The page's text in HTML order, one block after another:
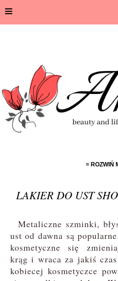
≡
≡ ROZWIŃ
LAKIER DO UST
Metaliczne szminki,
ust od dawna są
kosmetyczne się
krąg i wraca za jakiś
kobiecej kosmetyczce